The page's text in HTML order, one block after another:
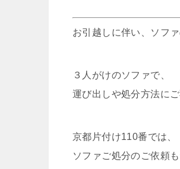
お引越しに伴い、ソフ
３人がけのソファで、
運び出しや処分方法に
京都片付け110番では、
ソファご処分のご依頼